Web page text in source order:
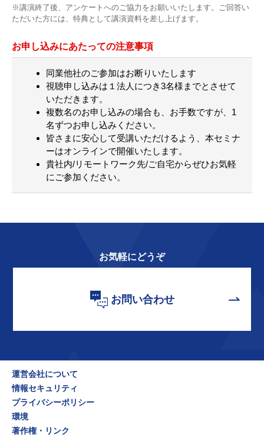
※講演終了後、アンケートへのご協力をお願いいたします。ご回答い
ただいた方には、特典として講演資料を差し上げます。
お申し込みにあたっての注意事項
同業他社のご参加はお断りいたします
視聴申し込みは１法人につき3名様までとさせて
いただきます。
複数名のお申し込みの場合も、お手数ですが、1
名ずつお申し込みください。
皆さまに安心して受講いただけるよう、本セミナ
ーはオンラインで開催いたします。
貴社内/リモートワーク先/ご自宅からぜひお気軽
にご参加ください。
お気軽にどうぞ
お問い合わせ
運営会社について
情報セキュリティ
プライバシーポリシー
環境
著作権・リンク